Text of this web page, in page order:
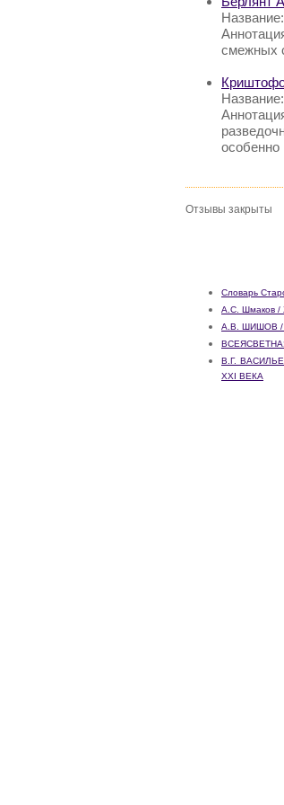
смежных
особенно
Отзывы закрыты
Словарь
А.С. Шмаков /
А.В. ШИШОВ /
В.Г.
XXI ВЕКА